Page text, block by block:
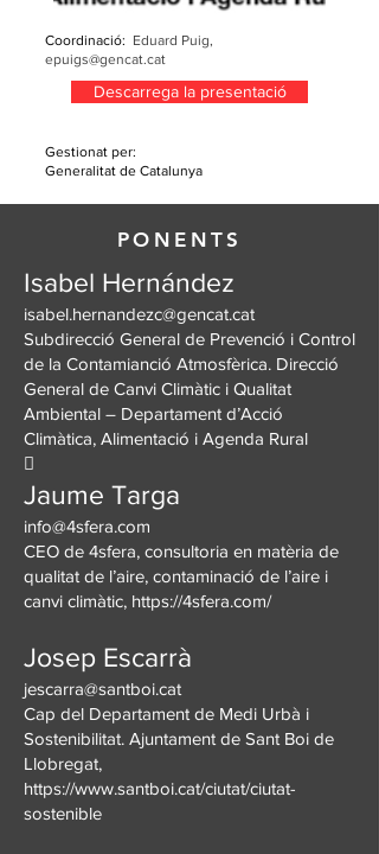
Coordinació: Eduard Puig,
epuigs@gencat.cat
Descarrega la presentació
Gestionat per:
Generalitat de Catalunya
PONENTS
Isabel Hernández
isabel.hernandezc@gencat.cat
Subdirecció General de Prevenció i Control
de la Contamianció Atmosfèrica. Direcció
General de Canvi Climàtic i Qualitat
Ambiental – Departament d’Acció
Climàtica, Alimentació i Agenda Rural

Jaume Targa
info@4sfera.com
CEO de 4sfera, consultoria en matèria de
qualitat de l’aire, contaminació de l’aire i
canvi climàtic, https://4sfera.com/
Josep Escarrà
jescarra@santboi.cat
Cap del Departament de Medi Urbà i
Sostenibilitat. Ajuntament de Sant Boi de
Llobregat,
https://www.santboi.cat/ciutat/ciutat-
sostenible